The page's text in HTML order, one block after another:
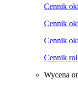
Cennik
Cennik
Cennik
Cennik
Wycena